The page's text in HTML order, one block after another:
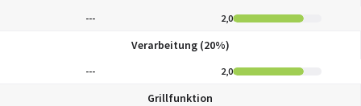
--- 2,0
Verarbeitung (20%)
--- 2,0
Grillfunktion